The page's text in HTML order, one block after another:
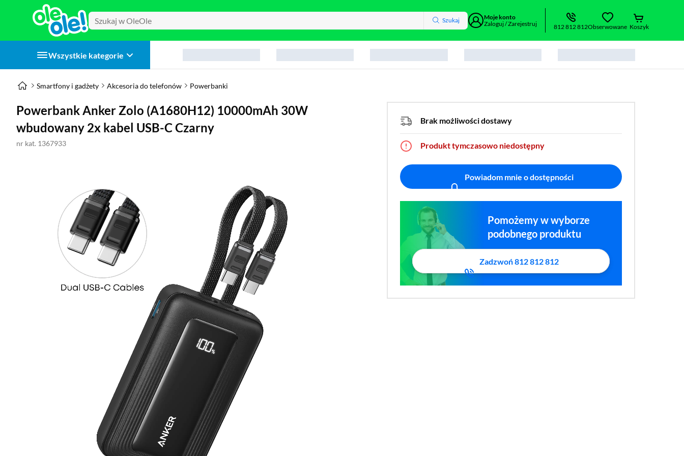
Szukaj
Moje konto
Zaloguj / Zarejestruj
812 812 812Obserwowane Koszyk
Wszystkie kategorie
Smartfony i gadżety Akcesoria do telefonów Powerbanki
Powerbank Anker Zolo (A1680H12) 10000mAh 30W
wbudowany 2x kabel USB-C Czarny
nr kat. 1367933
Brak możliwości dostawy
Produkt tymczasowo niedostępny
Powiadom mnie o dostępności
Pomożemy w wyborze
podobnego produktu
Zadzwoń 812 812 812